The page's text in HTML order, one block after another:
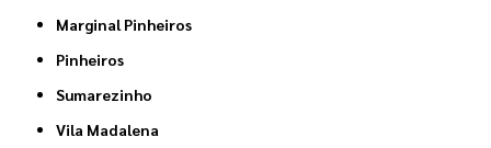
Marginal Pinheiros
Pinheiros
Sumarezinho
Vila Madalena